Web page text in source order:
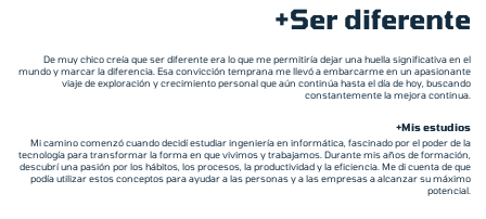
+Ser diferente
De muy chico creía que ser diferente era lo que me permitiría dejar una huella significativa en el
mundo y marcar la diferencia. Esa convicción temprana me llevó a embarcarme en un apasionante
viaje de exploración y crecimiento personal que aún continúa hasta el día de hoy, buscando
constantemente la mejora continua.
Mi camino comenzó cuando decidí estudiar ingeniería en informática, fascinado por el poder de la
tecnología para transformar la forma en que vivimos y trabajamos. Durante mis años de formación,
descubrí una pasión por los hábitos, los procesos, la productividad y la eficiencia. Me di cuenta de que
podía utilizar estos conceptos para ayudar a las personas y a las empresas a alcanzar su máximo
potencial.
+Mis estudios